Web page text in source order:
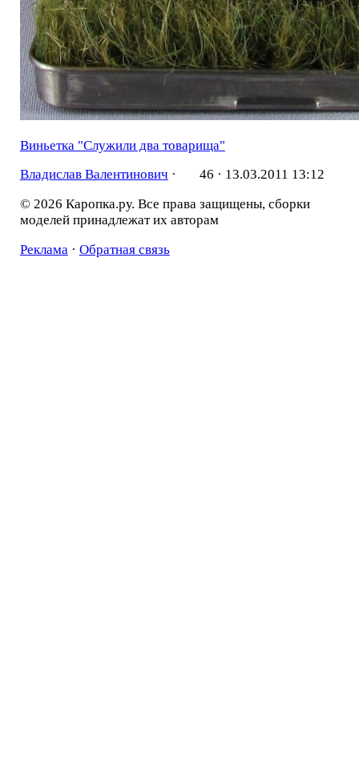
Виньетка "Служили два товарища"
Владислав Валентинович · 46 · 13.03.2011 13:12
© 2026 Каропка.ру. Все права защищены, сборки
моделей принадлежат их авторам
Реклама· Обратная связь